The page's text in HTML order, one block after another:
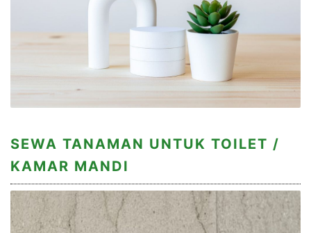
SEWA TANAMAN UNTUK TOILET /
KAMAR MANDI